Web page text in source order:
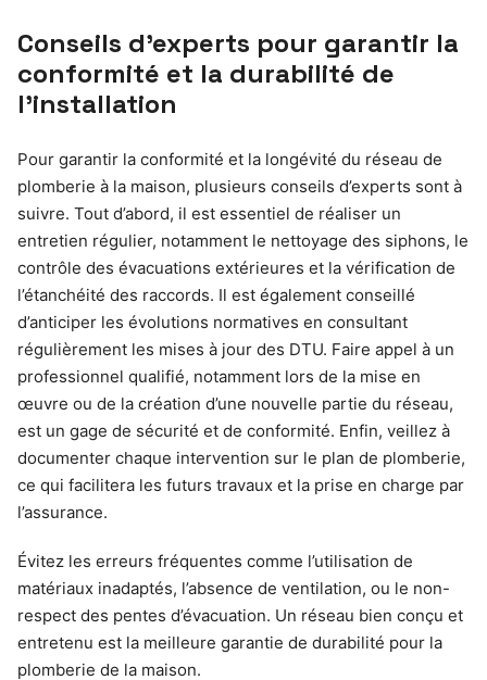
Conseils d’experts pour garantir la
conformité et la durabilité de
l’installation
Pour garantir la conformité et la longévité du réseau de
plomberie à la maison, plusieurs conseils d’experts sont à
suivre. Tout d’abord, il est essentiel de réaliser un
entretien régulier, notamment le nettoyage des siphons, le
contrôle des évacuations extérieures et la vérification de
l’étanchéité des raccords. Il est également conseillé
d’anticiper les évolutions normatives en consultant
régulièrement les mises à jour des DTU. Faire appel à un
professionnel qualifié, notamment lors de la mise en
œuvre ou de la création d’une nouvelle partie du réseau,
est un gage de sécurité et de conformité. Enfin, veillez à
documenter chaque intervention sur le plan de plomberie,
ce qui facilitera les futurs travaux et la prise en charge par
l’assurance.
Évitez les erreurs fréquentes comme l’utilisation de
matériaux inadaptés, l’absence de ventilation, ou le non-
respect des pentes d’évacuation. Un réseau bien conçu et
entretenu est la meilleure garantie de durabilité pour la
plomberie de la maison.